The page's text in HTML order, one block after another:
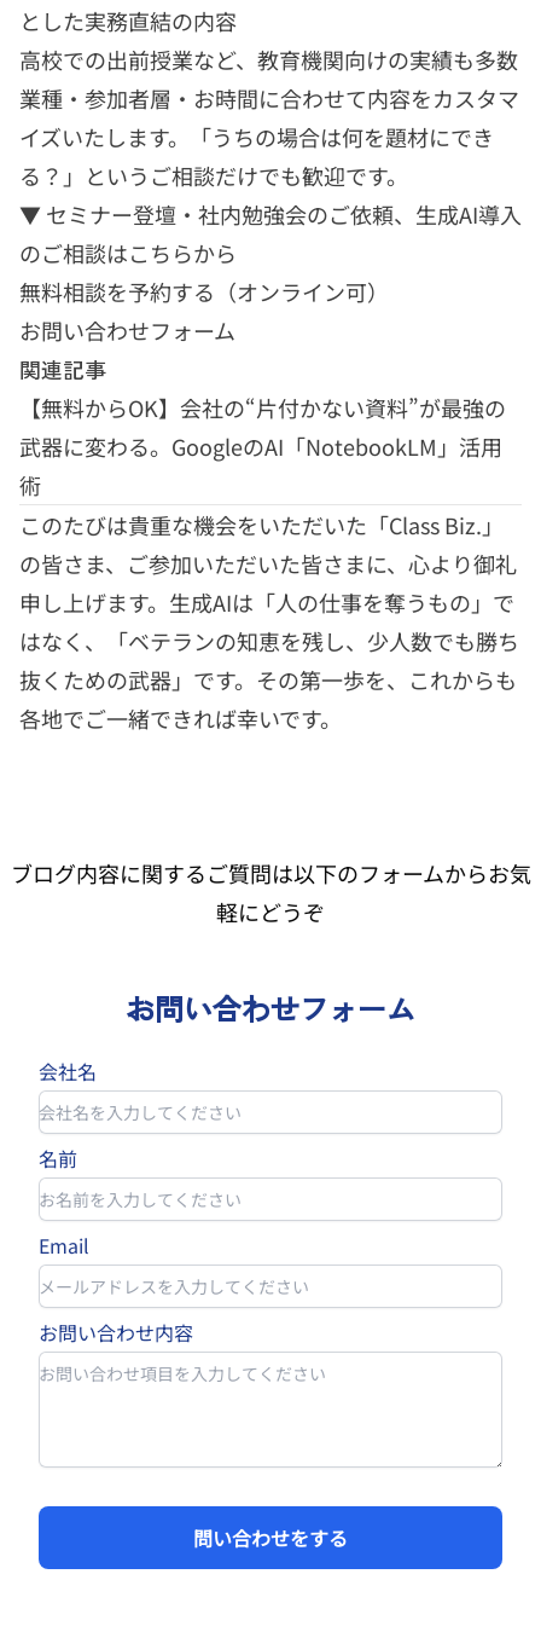
とした実務直結の内容
高校での出前授業など、教育機関向けの実績も多数
業種・参加者層・お時間に合わせて内容をカスタマ
イズいたします。「うちの場合は何を題材にでき
る？」というご相談だけでも歓迎です。
▼ セミナー登壇・社内勉強会のご依頼、生成AI導入
のご相談はこちらから
無料相談を予約する （オンライン可）
お問い合わせフォーム
関連記事
【無料からOK】会社の“片付かない資料”が最強の
武器に変わる。GoogleのAI「NotebookLM」活用
術
このたびは貴重な機会をいただいた「Class Biz.」
の皆さま、ご参加いただいた皆さまに、心より御礼
申し上げます。生成AIは「人の仕事を奪うもの」で
はなく、「ベテランの知恵を残し、少人数でも勝ち
抜くための武器」です。その第一歩を、これからも
各地でご一緒できれば幸いです。
ブログ内容に関するご質問は以下のフォームからお気
軽にどうぞ
お問い合わせフォーム
会社名
名前
Email
お問い合わせ内容
問い合わせをする